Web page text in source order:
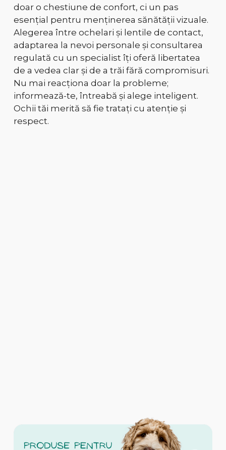
doar o chestiune de confort, ci un pas
esențial pentru menținerea sănătății vizuale.
Alegerea între ochelari și lentile de contact,
adaptarea la nevoi personale și consultarea
regulată cu un specialist îți oferă libertatea
de a vedea clar și de a trăi fără compromisuri.
Nu mai reacționa doar la probleme;
informează-te, întreabă și alege inteligent.
Ochii tăi merită să fie tratați cu atenție și
respect.